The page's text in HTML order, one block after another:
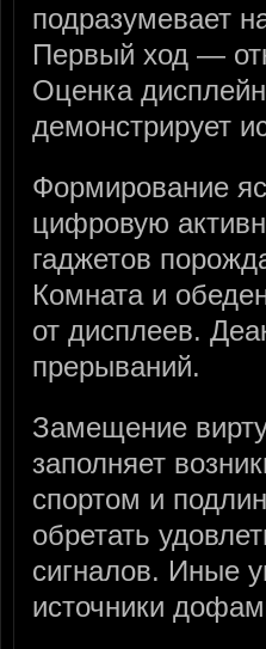
подразумевает
Первый ход —
Оценка
демонстрирует
Формирование
цифровую
гаджетов
Комната и
от дисплеев.
прерываний.
Замещение
заполняет
спортом и
обретать
сигналов. Иные
источники